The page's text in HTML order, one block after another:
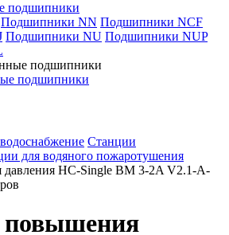
подшипники
Подшипники NN Подшипники NCF
Подшипники NU Подшипники NUP
подшипники
Станции
для водяного пожаротушения
давления HC-Single BM 3-2A V2.1-A-
повышения